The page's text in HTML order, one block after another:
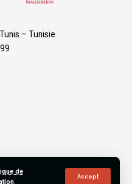
de
.
Accept
– Tunisie